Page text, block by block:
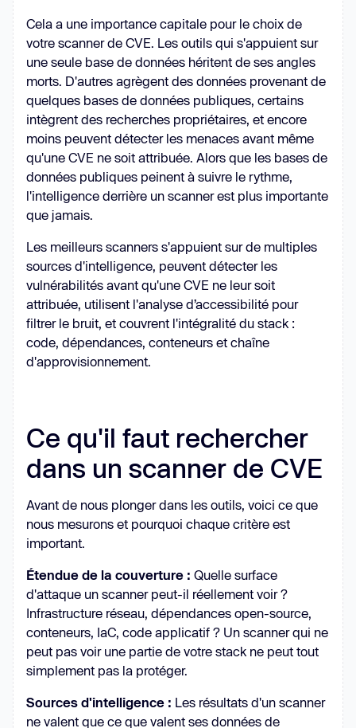
Cela a une importance capitale pour le choix de
votre scanner de CVE. Les outils qui s'appuient sur
une seule base de données héritent de ses angles
morts. D'autres agrègent des données provenant de
quelques bases de données publiques, certains
intègrent des recherches propriétaires, et encore
moins peuvent détecter les menaces avant même
qu'une CVE ne soit attribuée. Alors que les bases de
données publiques peinent à suivre le rythme,
l'intelligence derrière un scanner est plus importante
que jamais.
Les meilleurs scanners s'appuient sur de multiples
sources d'intelligence, peuvent détecter les
vulnérabilités avant qu'une CVE ne leur soit
attribuée, utilisent l'analyse d’accessibilité pour
filtrer le bruit, et couvrent l'intégralité du stack :
code, dépendances, conteneurs et chaîne
d'approvisionnement.
Ce qu'il faut rechercher
dans un scanner de CVE
Avant de nous plonger dans les outils, voici ce que
nous mesurons et pourquoi chaque critère est
important.
Étendue de la couverture : Quelle surface
d'attaque un scanner peut-il réellement voir ?
Infrastructure réseau, dépendances open-source,
conteneurs, IaC, code applicatif ? Un scanner qui ne
peut pas voir une partie de votre stack ne peut tout
simplement pas la protéger.
Sources d'intelligence : Les résultats d'un scanner
ne valent que ce que valent ses données de